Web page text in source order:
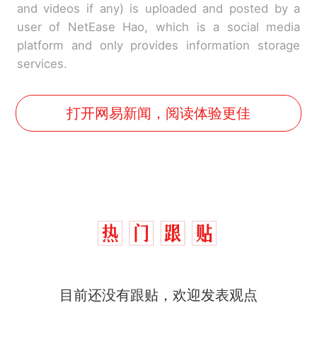
and videos if any) is uploaded and posted by a
user of NetEase Hao, which is a social media
platform and only provides information storage
services.
打开网易新闻，阅读体验更佳
目前还没有跟贴，欢迎发表观点